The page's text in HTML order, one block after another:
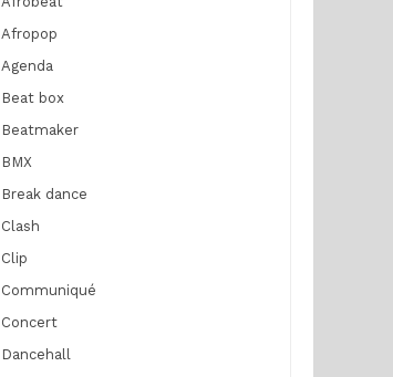
Afropop
Agenda
Beat box
Beatmaker
BMX
Break dance
Clash
Clip
Communiqué
Concert
Dancehall